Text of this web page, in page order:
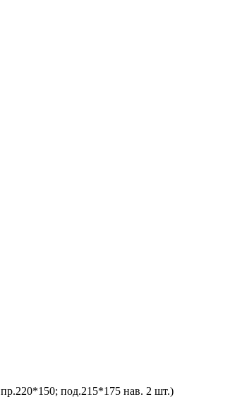
под.215*175 нав. 2 шт.)